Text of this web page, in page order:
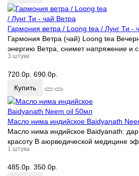
Гармония ветра / Loong tea / Лунг Ти -
Гармония Ветра (чай) Loong tea
энергию Ветра, снимет напряжение и с..
3 штуки
720.0р. 690.0р.
Купить
Масло нима индийское Baidyanath
Масло нима индийское Baidyanath:
красоту В аюрведической медицине
1 штука
485.0р. 350.0р.